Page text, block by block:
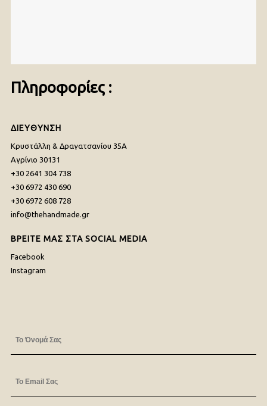
Πληροφορίες :
ΔΙΕΥΘΥΝΣΗ
Κρυστάλλη & Δραγατσανίου 35Α
Αγρίνιο 30131
+30 2641 304 738
+30 6972 430 690
+30 6972 608 728
info@thehandmade.gr
ΒΡΕΙΤΕ ΜΑΣ ΣΤΑ SOCIAL MEDIA
Facebook
Instagram